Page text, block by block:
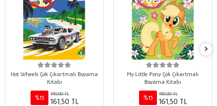
Hot Wheels Çok Çıkartmalı Boyama
Kitabı
%15
190,00 TL
161,50 TL
My Little Pony Çok Çıkartmalı
Boyama Kitabı
%15
190,00 TL
161,50 TL